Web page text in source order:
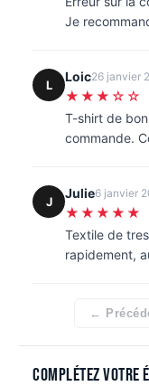
Je
L
Loic26 janvier
★★★☆☆
T-shirt de
commande.
J
Julie6 janvier
★★★★★
Textile de
rapidement,
←
Complétez votre